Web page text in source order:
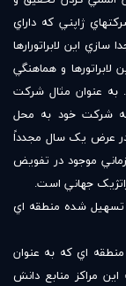
ژاپني که داراي
سازي اين لابراتورارها
و هماهنگي
به عنوان مثال شرکت
شرکت خود به محل
در عرض يک سال مجدداً
موجود در تفويض
جهاني است.
تسهيل شده منطقه اي
منطقه اي که به عنوان
مراکز منابع دانش